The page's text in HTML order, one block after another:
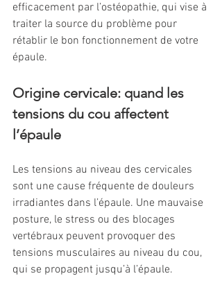
efficacement par l’ostéopathie, qui vise à
traiter la source du problème pour
rétablir le bon fonctionnement de votre
épaule.
Origine cervicale: quand les
tensions du cou affectent
l’épaule
Les tensions au niveau des cervicales
sont une cause fréquente de douleurs
irradiantes dans l’épaule. Une mauvaise
posture, le stress ou des blocages
vertébraux peuvent provoquer des
tensions musculaires au niveau du cou,
qui se propagent jusqu’à l’épaule.